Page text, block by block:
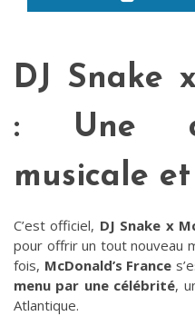
DJ Snake
: Une
musicale
C’est officiel, DJ Snake x
pour offrir un tout nouveau
fois, McDonald’s France
menu par une célébrité,
Atlantique.